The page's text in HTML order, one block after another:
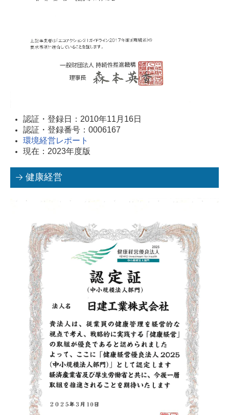
認証・登録日：2010年11月16日
認証・登録番号：0006167
環境経営レポート
現在：2023年度版
健康経営